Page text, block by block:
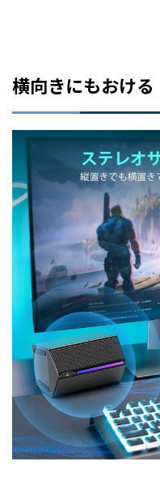
横向きにもおける